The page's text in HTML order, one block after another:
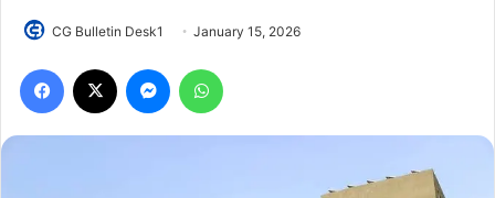
CG Bulletin Desk1 January 15, 2026
Facebook Messenger